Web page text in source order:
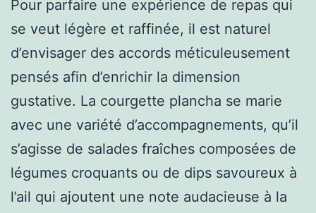
Pour parfaire une expérience de repas qui
se veut légère et raffinée, il est naturel
d’envisager des accords méticuleusement
pensés afin d’enrichir la dimension
gustative. La courgette plancha se marie
avec une variété d’accompagnements, qu’il
s’agisse de salades fraîches composées de
légumes croquants ou de dips savoureux à
l’ail qui ajoutent une note audacieuse à la